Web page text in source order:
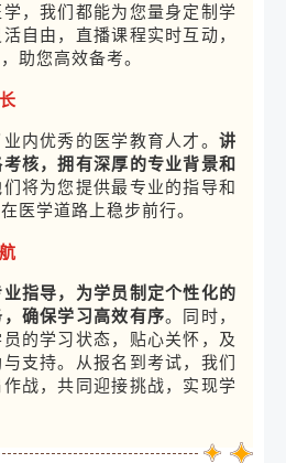
，我们都能为您量身定制学
自由，直播课程实时互动，
助您高效备考。
内优秀的医学教育人才。 讲
核，拥有深厚的专业背景和
们将为您提供最专业的指导和
医学道路上稳步前行。
指导， 为学员制定个性化的
确保学习高效有序。同时，
的学习状态，贴心关怀，及
支持。从报名到考试，我们
战，共同迎接挑战，实现学